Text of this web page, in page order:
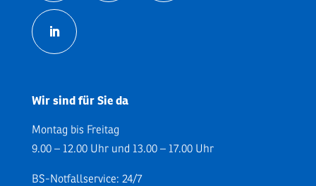
Wir sind für Sie da
Montag bis Freitag
9.00 – 12.00 Uhr und 13.00 – 17.00 Uhr
BS-Notfallservice: 24/7